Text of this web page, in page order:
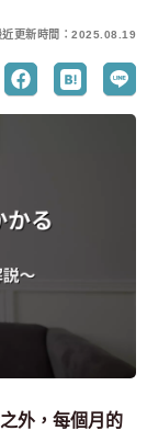
近更新時間：2025.08.19
外，每個月的